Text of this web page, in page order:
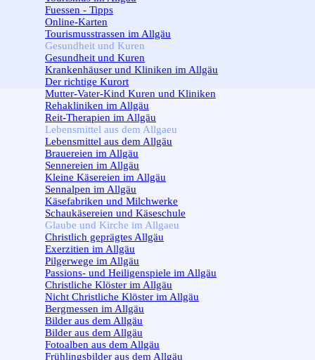
Fuessen - Tipps
Online-Karten
Tourismusstrassen im Allgäu
Gesundheit und Kuren
Gesundheit und Kuren
Krankenhäuser und Kliniken im Allgäu
Der richtige Kurort
Mutter-Vater-Kind Kuren und Kliniken
Rehakliniken im Allgäu
Reit-Therapien im Allgäu
Lebensmittel aus dem Allgaeu
Lebensmittel aus dem Allgäu
Brauereien im Allgäu
Sennereien im Allgäu
Kleine Käsereien im Allgäu
Sennalpen im Allgäu
Käsefabriken und Milchwerke
Schaukäsereien und Käseschule
Glaube und Kirche im Allgaeu
Christlich geprägtes Allgäu
Exerzitien im Allgäu
Pilgerwege im Allgäu
Passions- und Heiligenspiele im Allgäu
Christliche Klöster im Allgäu
Nicht Christliche Klöster im Allgäu
Bergmessen im Allgäu
Bilder aus dem Allgäu
Bilder aus dem Allgäu
Fotoalben aus dem Allgäu
Frühlingsbilder aus dem Allgäu